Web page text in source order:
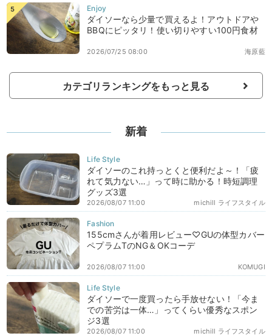
ダイソーなら少量で買えるよ！アウトドアや
BBQにピッタリ！使い切りやすい100円食材
海原藍
2026/07/25 08:00
カテゴリランキングをもっと見る
新着
ダイソーのこれ持っとくと便利だよ～！「疲
れて気力ない…」って時に助かる！時短調理
グッズ3選
michill ライフスタイル
2026/08/07 11:00
155cmさんが着用レビュー♡GUの体型カバー
ペプラムTのNG＆OKコーデ
KOMUGI
2026/08/07 11:00
ダイソーで一度買ったら手放せない！「今ま
での苦労は一体…」ってくらい優秀なスポン
ジ3選
michill ライフスタイル
2026/08/07 11:00